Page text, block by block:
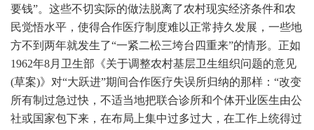
要钱”。这些不切实际的做法脱离了农村现实经济条件和农
民觉悟水平，使得合作医疗制度难以正常持久发展，一些地
方不到两年就发生了“一紧二松三垮台四重来”的情形。正如
1962年8月卫生部《关于调整农村基层卫生组织问题的意见
(草案)》对“大跃进”期间合作医疗失误所归纳的那样：“改变
所有制过急过快，不适当地把联合诊所和个体开业医生由公
社或国家包下来，在布局上集中过多过大，在工作上统得过